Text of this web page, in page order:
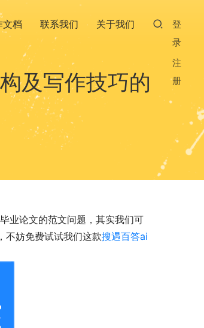
文档 联系我们 关于我们
登
录
注
册
及写作技巧的
业论文的范文问题，其实我们可
不妨免费试试我们这款搜遇百答ai